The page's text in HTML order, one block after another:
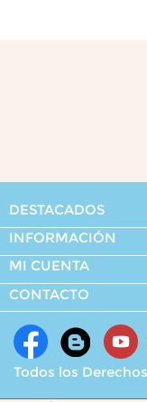
DESTACADOS
INFORMACIÓN
MI CUENTA
CONTACTO
Todos los